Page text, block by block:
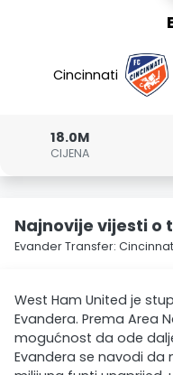
Cincinnati
18.0M
CIJENA
Najnovije vijesti o
Evander Transfer:
West Ham United je
Evandera. Prema Area
mogućnost da ode
Evandera se navodi da